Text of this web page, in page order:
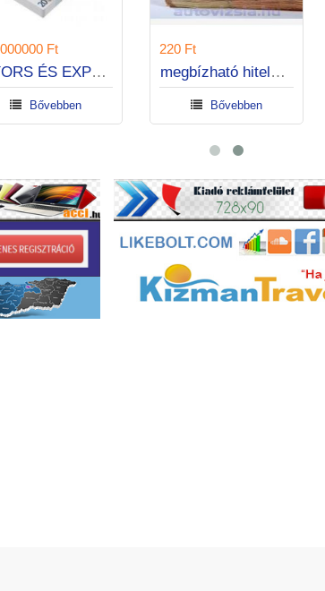
400000000 Ft
GYORS ÉS EXPRESSZ KÖLCSÖNÖK
Bővebben